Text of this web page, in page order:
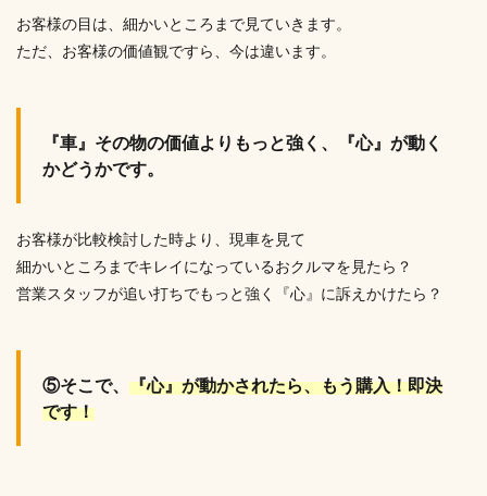
お客様の目は、細かいところまで見ていきます。
ただ、お客様の価値観ですら、今は違います。
『車』その物の価値よりもっと強く、『心』が動く
かどうかです。
お客様が比較検討した時より、現車を見て
細かいところまでキレイになっているおクルマを見たら？
営業スタッフが追い打ちでもっと強く『心』に訴えかけたら？
⑤そこで、 『心』が動かされたら、もう購入！即決
です！